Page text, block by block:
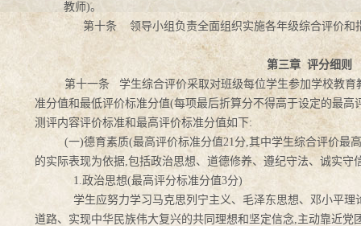
教师)。
第十条 领导小组负责全面组织实施各年级综合评价和
第三章 评分细则
第十一条 学生综合评价采取对班级每位学生参加学校教
准分值和最低评价标准分值(每项最后折算分不得高于设定的最
测评内容评价标准和最高评价标准分值如下:
(一)德育素质(最高评价标准分值21分,其中学生综合评价最
的实际表现为依据,包括政治思想、道德修养、遵纪守法、诚实
1.政治思想(最高评分标准分值3分)
学生应努力学习马克思列宁主义、毛泽东思想、邓小平理
道路、实现中华民族伟大复兴的共同理想和坚定信念,主动靠近